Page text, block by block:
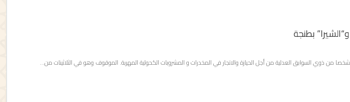
بطنجة
من ذوي السوابق العدلية من أجل الحيازة والاتجار في المخدرات و المشروبات الكحولية المهربة. الموقوف وهو في الثلاثينات من…